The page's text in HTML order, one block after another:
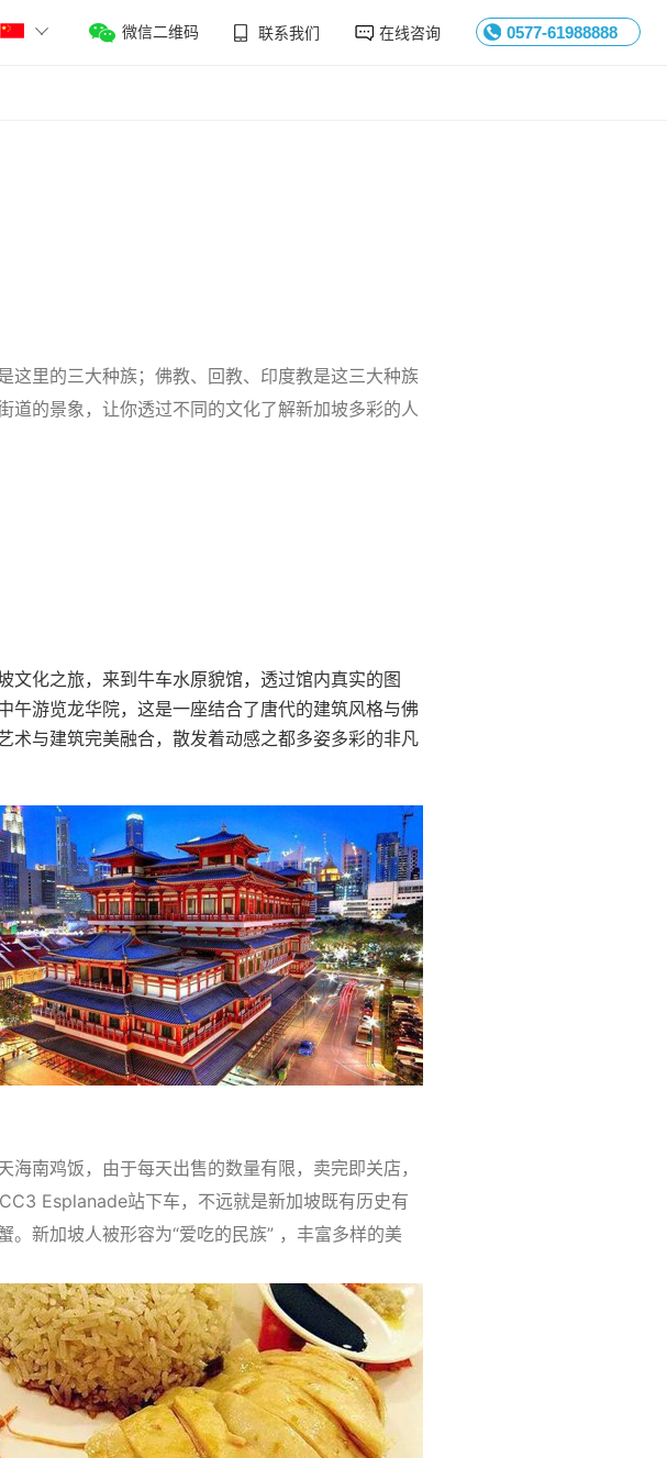
微信二维码 联系我们 在线咨询 0577-61988888
这里的三大种族；佛教、回教、印度教是这三大种族
道的景象，让你透过不同的文化了解新加坡多彩的人
化之旅，来到牛车水原貌馆，透过馆内真实的图
午游览龙华院，这是一座结合了唐代的建筑风格与佛
术与建筑完美融合，散发着动感之都多姿多彩的非凡
南鸡饭，由于每天出售的数量有限，卖完即关店，
Esplanade站下车，不远就是新加坡既有历史有
新加坡人被形容为“爱吃的民族” ，丰富多样的美